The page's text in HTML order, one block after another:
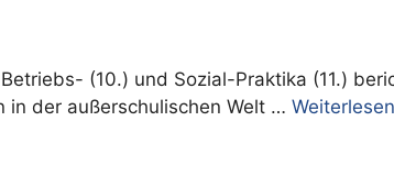
(10.) und Sozial-Praktika (11.)
in der außerschulischen Welt … Weiterlesen